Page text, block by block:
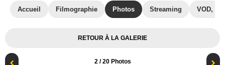
Accueil Filmographie Photos Streaming VOD,
RETOUR À LA GALERIE
2/ 20 Photos